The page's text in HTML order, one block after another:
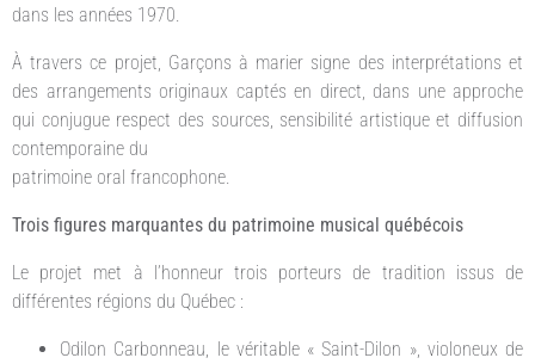
dans les années 1970.
À travers ce projet, Garçons à marier signe des interprétations et
des arrangements originaux captés en direct, dans une approche
qui conjugue respect des sources, sensibilité artistique et diffusion
contemporaine du
patrimoine oral francophone.
Trois figures marquantes du patrimoine musical québécois
Le projet met à l’honneur trois porteurs de tradition issus de
différentes régions du Québec :
Odilon Carbonneau, le véritable « Saint-Dilon », violoneux de